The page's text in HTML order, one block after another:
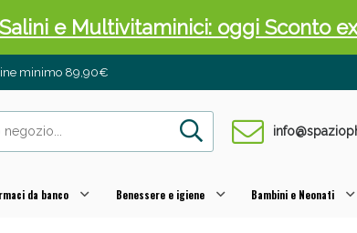
minimo 89,90€
da banco Benessere e igiene Bambini e Neonati
Salini e Multivitaminici: oggi Sconto